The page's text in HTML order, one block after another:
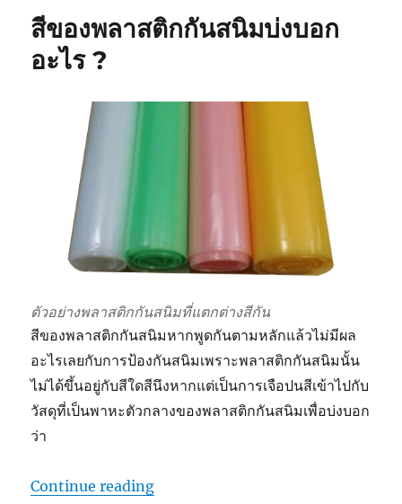
กับ
สีของพลาสติกกันสนิมบ่งบอก
อะไร ?
ตัวอย่างพลาสติกกันสนิมที่แตกต่างสีกัน
สีของพลาสติกกันสนิมหากพูดกันตามหลักแล้วไม่มีผล
อะไรเลยกับการป้องกันสนิมเพราะพลาสติกกันสนิมนั้น
ไม่ได้ขึ้นอยู่กับสีใดสีนึงหากแต่เป็นการเจือปนสีเข้าไปกับ
วัสดุที่เป็นพาหะตัวกลางของพลาสติกกันสนิมเพื่อบ่งบอก
ว่า
Continue reading“สีของพลาสติกกันสนิมบ่งบอกอะไร ?”